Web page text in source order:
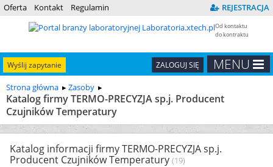
Oferta Kontakt Regulamin REJESTRACJA
Od kontaktu
do kontraktu
MENU
ZALOGUJ SIĘ
Wyślij zapytanie
Strona główna Zasoby
Katalog firmy TERMO-PRECYZJA sp.j. Producent
Czujników Temperatury
Katalog informacji firmy TERMO-PRECYZJA sp.j.
Producent Czujników Temperatury (19)